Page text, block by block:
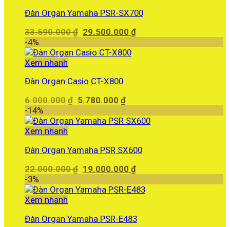
Đàn Organ Yamaha PSR-SX700
33.590.000₫ Giá
là:
29.500.000₫Giá
-4%
Xem nhanh
Đàn Organ Casio CT-X800
6.000.000₫ Giá
là:
5.780.000₫Giá
tại
-14%
Xem nhanh
Đàn Organ Yamaha PSR SX600
22.000.000₫ Giá
là:
19.000.000₫Giá
tại
-3%
Xem nhanh
Đàn Organ Yamaha PSR-E483